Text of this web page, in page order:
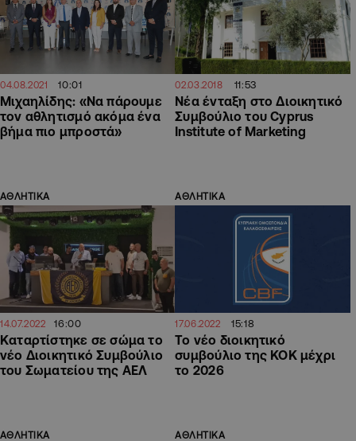
04.08.2021 10:01
Μιχαηλίδης: «Να πάρουμε
τον αθλητισμό ακόμα ένα
βήμα πιο μπροστά»
02.03.2018 11:53
Νέα ένταξη στο Διοικητικό
Συμβούλιο του Cyprus
Institute of Marketing
ΑΘΛΗΤΙΚΑ
14.07.2022 16:00
Καταρτίστηκε σε σώμα το
νέο Διοικητικό Συμβούλιο
του Σωματείου της ΑΕΛ
ΑΘΛΗΤΙΚΑ
17.06.2022 15:18
Το νέο διοικητικό
συμβούλιο της ΚΟΚ μέχρι
το 2026
ΑΘΛΗΤΙΚΑ ΑΘΛΗΤΙΚΑ